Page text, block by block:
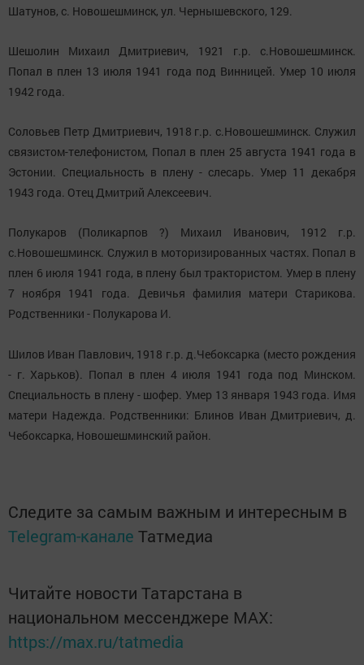
Шатунов, с. Новошешминск, ул. Чернышевского, 129.
Шешолин Михаил Дмитриевич, 1921 г.р. с.Новошешминск.
Попал в плен 13 июля 1941 года под Винницей. Умер 10 июля
1942 года.
Соловьев Петр Дмитриевич, 1918 г.р. с.Новошешминск. Служил
связистом-телефонистом, Попал в плен 25 августа 1941 года в
Эстонии. Специальность в плену - слесарь. Умер 11 декабря
1943 года. Отец Дмитрий Алексеевич.
Полукаров (Поликарпов ?) Михаил Иванович, 1912 г.р.
с.Новошешминск. Служил в моторизированных частях. Попал в
плен 6 июля 1941 года, в плену был трактористом. Умер в плену
7 ноября 1941 года. Девичья фамилия матери Старикова.
Родственники - Полукарова И.
Шилов Иван Павлович, 1918 г.р. д.Чебоксарка (место рождения
- г. Харьков). Попал в плен 4 июля 1941 года под Минском.
Специальность в плену - шофер. Умер 13 января 1943 года. Имя
матери Надежда. Родственники: Блинов Иван Дмитриевич, д.
Чебоксарка, Новошешминский район.
Следите за самым важным и интересным в
Telegram-канале Татмедиа
Читайте новости Татарстана в
национальном мессенджере MАХ:
https://max.ru/tatmedia